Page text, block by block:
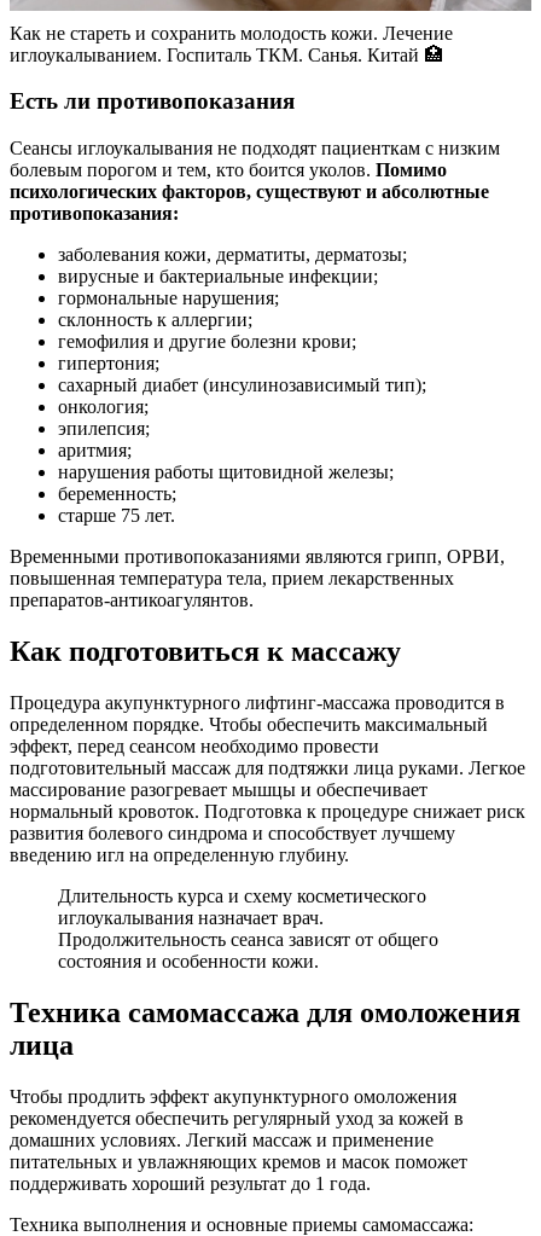
Как не стареть и сохранить молодость кожи. Лечение
иглоукалыванием. Госпиталь ТКМ. Санья. Китай 🏥
Есть ли противопоказания
Сеансы иглоукалывания не подходят пациенткам с низким
болевым порогом и тем, кто боится уколов. Помимо
психологических факторов, существуют и абсолютные
противопоказания:
заболевания кожи, дерматиты, дерматозы;
вирусные и бактериальные инфекции;
гормональные нарушения;
склонность к аллергии;
гемофилия и другие болезни крови;
гипертония;
сахарный диабет (инсулинозависимый тип);
онкология;
эпилепсия;
аритмия;
нарушения работы щитовидной железы;
беременность;
старше 75 лет.
Временными противопоказаниями являются грипп, ОРВИ,
повышенная температура тела, прием лекарственных
препаратов-антикоагулянтов.
Как подготовиться к массажу
Процедура акупунктурного лифтинг-массажа проводится в
определенном порядке. Чтобы обеспечить максимальный
эффект, перед сеансом необходимо провести
подготовительный массаж для подтяжки лица руками. Легкое
массирование разогревает мышцы и обеспечивает
нормальный кровоток. Подготовка к процедуре снижает риск
развития болевого синдрома и способствует лучшему
введению игл на определенную глубину.
Длительность курса и схему косметического
иглоукалывания назначает врач.
Продолжительность сеанса зависят от общего
состояния и особенности кожи.
Техника самомассажа для омоложения
лица
Чтобы продлить эффект акупунктурного омоложения
рекомендуется обеспечить регулярный уход за кожей в
домашних условиях. Легкий массаж и применение
питательных и увлажняющих кремов и масок поможет
поддерживать хороший результат до 1 года.
Техника выполнения и основные приемы самомассажа: